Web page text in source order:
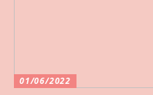
01/06/2022